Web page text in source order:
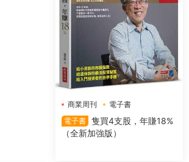
商業周刊
電子書
電子書 隻買4支股，年賺18%
（全新加強版）